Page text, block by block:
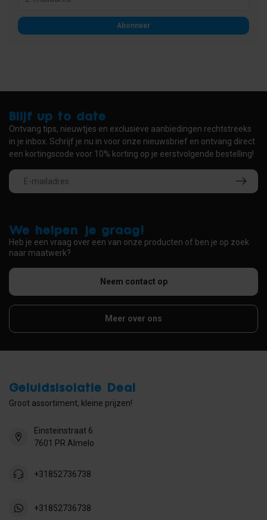
Abonneer
We helpen je graag!
Heb je een vraag over een van onze producten of ben je op zoek
naar maatwerk?
Neem contact op
Meer over ons
Blijf up to date
Ontvang tips, nieuwtjes en exclusieve aanbiedingen rechtstreeks
in je inbox. Schrijf je nu in voor onze nieuwsbrief en ontvang direct
een kortingscode voor 10% korting op je eerstvolgende bestelling!
Geluidsisolatie Deal
Groot assortiment; kleine prijzen!
Einsteinstraat 6
7601 PR Almelo
+31852736738
+31852736738